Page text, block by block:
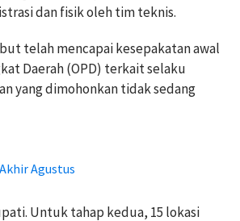
dan fisik oleh tim teknis.
telah mencapai kesepakatan awal
Daerah (OPD) terkait selaku
yang dimohonkan tidak sedang
Agustus
Untuk tahap kedua, 15 lokasi